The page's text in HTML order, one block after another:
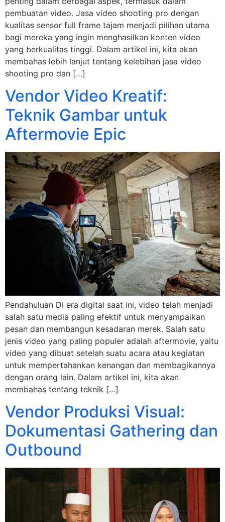
pembuatan video. Jasa video shooting pro dengan
kualitas sensor full frame tajam menjadi pilihan utama
bagi mereka yang ingin menghasilkan konten video
yang berkualitas tinggi. Dalam artikel ini, kita akan
membahas lebih lanjut tentang kelebihan jasa video
shooting pro dan […]
Vendor Video Kreatif:
Teknik Gambar untuk
Aftermovie Epic
Pendahuluan Di era digital saat ini, video telah menjadi
salah satu media paling efektif untuk menyampaikan
pesan dan membangun kesadaran merek. Salah satu
jenis video yang paling populer adalah aftermovie, yaitu
video yang dibuat setelah suatu acara atau kegiatan
untuk mempertahankan kenangan dan membagikannya
dengan orang lain. Dalam artikel ini, kita akan
membahas tentang teknik […]
Vendor Produksi Visual:
Dokumentasi Gathering dan
Outbound